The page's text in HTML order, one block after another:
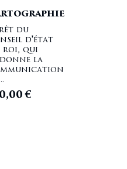
du
d'état
roi, qui
la
€